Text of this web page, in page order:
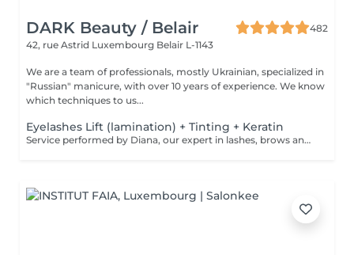
DARK Beauty / Belair
482
42, rue Astrid Luxembourg Belair L-1143
We are a team of professionals, mostly Ukrainian, specialized in
"Russian" manicure, with over 10 years of experience. We know
which techniques to us...
Eyelashes Lift (lamination) + Tinting + Keratin
Service performed by Diana, our expert in lashes, brows and hair removal, with over 10 years of experience, ensuring precision and high-quality results.